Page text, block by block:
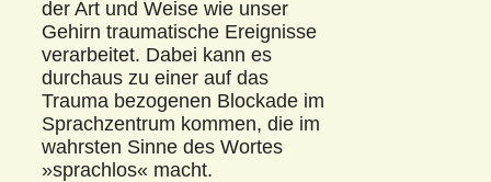
der Art und Weise wie unser
Gehirn traumatische Ereignisse
verarbeitet. Dabei kann es
durchaus zu einer auf das
Trauma bezogenen Blockade im
Sprachzentrum kommen, die im
wahrsten Sinne des Wortes
»sprachlos« macht.